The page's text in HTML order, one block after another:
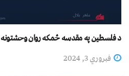
د فلسطین په مقدسه ځمکه روان وحشتونه
فبروري 3, 2024